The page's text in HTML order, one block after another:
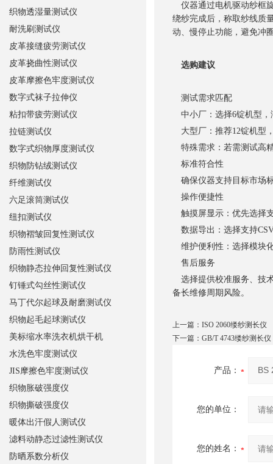
仪器通过电机驱动纱框
绕纱完成后，称取纱线质
动、慢停止功能，避免冲
选购建议
测试需求匹配
中小厂：选择6锭机型，
大型厂：推荐12锭机型
特殊需求：若需测试高
标准符合性
确保仪器支持目标市场
操作便捷性
触摸屏显示：优先选择
数据导出：选择支持
维护便利性：选择模块
售后服务
选择提供校准服务、技
备长维修周期风险。
上一篇： ISO 2060缕纱测长仪
下一篇： GB/T 4743缕纱测长仪
产品：
您的单位：
您的姓名：
织物透湿量测试仪
耐洗刷测试仪
皮革接缝疲劳测试仪
皮革挠曲性测试仪
皮革摩擦色牢度测试仪
数字式袜子拉伸仪
粘扣带疲劳测试仪
拉链测试仪
数字式织物厚度测试仪
织物防钻绒测试仪
纤维测试仪
六足滚筒测试仪
纽扣测试仪
织物褶皱回复性测试仪
防雨性测试仪
织物静态拉伸回复性测试仪
钉锤式勾丝性测试仪
马丁代尔起球及耐磨测试仪
织物起毛起球测试仪
美标缩水率洗衣机烘干机
水洗色牢度测试仪
JIS摩擦色牢度测试仪
织物胀破强度仪
织物撕破强度仪
暖体出汗假人测试仪
滤料动静态过滤性测试仪
防晒系数分析仪